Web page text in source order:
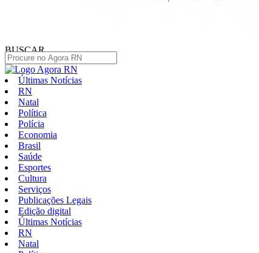
BUSCAR
Últimas Notícias
RN
Natal
Política
Polícia
Economia
Brasil
Saúde
Esportes
Cultura
Serviços
Publicações Legais
Edição digital
Últimas Notícias
RN
Natal